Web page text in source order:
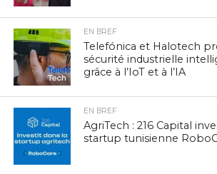
EN BREF
Telefónica et Halotech
sécurité industrielle
grâce à l’IoT et à l’IA
EN BREF
AgriTech : 216 Capital
startup tunisienne